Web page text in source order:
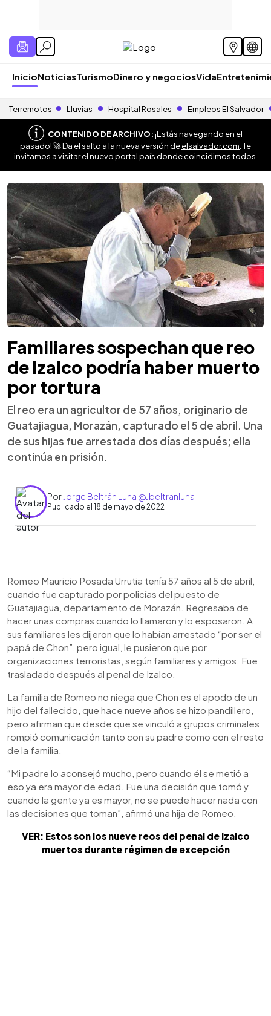
InicioNoticiasTurismoDinero y negociosVida
Terremotos Lluvias Hospital Rosales Empleos El Salvador
CONTENIDO DE ARCHIVO:¡Estás navegando en el
pasado! 🚀 Da el salto a la nueva versión deelsalvador.com . Te
invitamos a visitar el nuevo portal país donde coincidimos todos.
Familiares sospechan que reo
de Izalco podría haber muerto
por tortura
El reo era un agricultor de 57 años, originario de
Guatajiagua, Morazán, capturado el 5 de abril. Una
de sus hijas fue arrestada dos días después; ella
continúa en prisión.
Por Jorge Beltrán Luna @Jbeltranluna_
Publicado el 18 de mayo de 2022
Escuchar artículo
Romeo Mauricio Posada Urrutia tenía 57 años al 5 de abril,
cuando fue capturado por policías del puesto de
Guatajiagua, departamento de Morazán. Regresaba de
hacer unas compras cuando lo llamaron y lo esposaron. A
sus familiares les dijeron que lo habían arrestado “por ser el
papá de Chon”, pero igual, le pusieron que por
organizaciones terroristas, según familiares y amigos. Fue
trasladado después al penal de Izalco.
La familia de Romeo no niega que Chon es el apodo de un
hijo del fallecido, que hace nueve años se hizo pandillero,
pero afirman que desde que se vinculó a grupos criminales
rompió comunicación tanto con su padre como con el resto
de la familia.
“Mi padre lo aconsejó mucho, pero cuando él se metió a
eso ya era mayor de edad. Fue una decisión que tomó y
cuando la gente ya es mayor, no se puede hacer nada con
las decisiones que toman”, afirmó una hija de Romeo.
VER: Estos son los nueve reos del penal de Izalco
muertos durante régimen de excepción